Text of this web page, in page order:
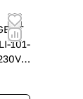
101-